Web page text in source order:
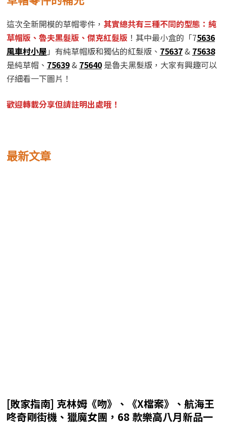
這次全新開模的草帽零件， 其實總共有三種不同的型態：純
草帽版、魯夫黑髮版、傑克紅髮版 ！其中最小盒的「75636
風車村小屋 」有純草帽版和獨佔的紅髮版、 75637& 75638
是純草帽、 75639& 75640是魯夫黑髮版，大家有興趣可以
仔細看一下圖片！
歡迎轉載分享但請註明出處哦！
最新文章
[敗家指南] 克林姆《吻》、《X檔案》、航海王
咚奇剛街機、獵魔女團，68 款樂高八月新品一